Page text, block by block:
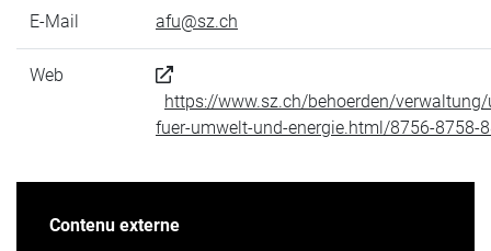
E-Mail afu@sz.ch
Web
https://www.sz.ch/behoerden/
fuer-umwelt-und-energie.html/8756-8758-
Contenu externe